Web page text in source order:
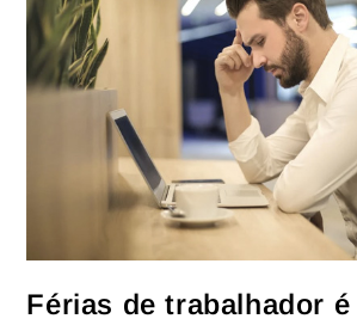
Férias de trabalhador é